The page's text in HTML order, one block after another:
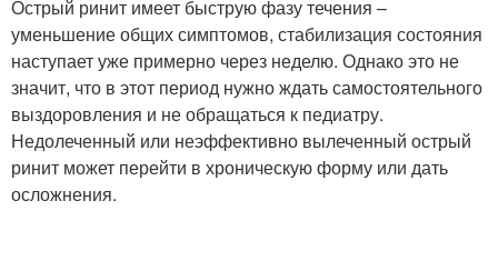
Острый ринит имеет быструю фазу течения –
уменьшение общих симптомов, стабилизация состояния
наступает уже примерно через неделю. Однако это не
значит, что в этот период нужно ждать самостоятельного
выздоровления и не обращаться к педиатру.
Недолеченный или неэффективно вылеченный острый
ринит может перейти в хроническую форму или дать
осложнения.